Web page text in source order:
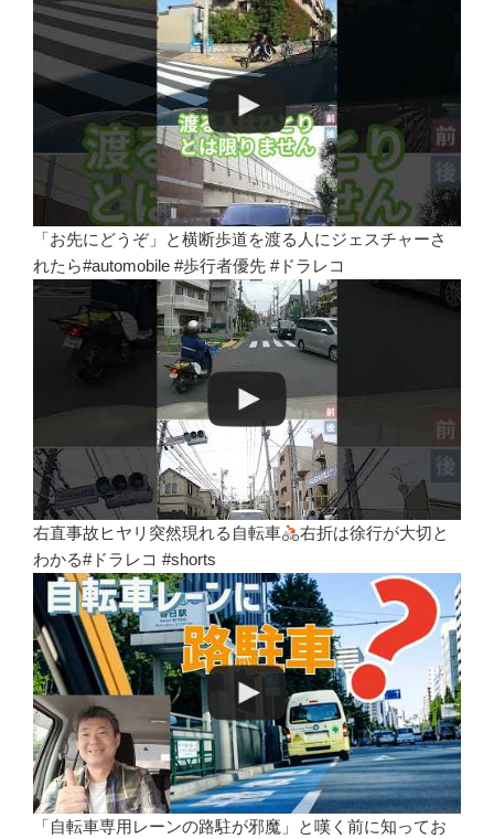
「お先にどうぞ」と横断歩道を渡る人にジェスチャーさ
れたら#automobile #歩行者優先 #ドラレコ
右直事故ヒヤリ突然現れる自転車
右折は徐行が大切と
わかる#ドラレコ #shorts
「自転車専用レーンの路駐が邪魔」と嘆く前に知ってお